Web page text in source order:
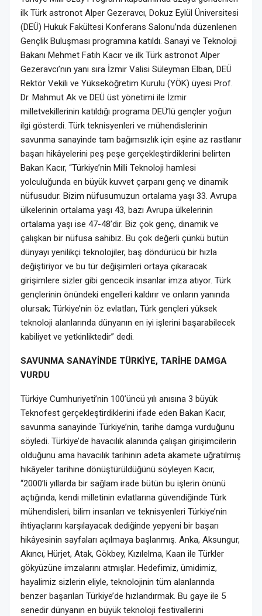
ilk Türk astronot Alper Gezeravcı, Dokuz Eylül Üniversitesi
(DEÜ) Hukuk Fakültesi Konferans Salonu’nda düzenlenen
Gençlik Buluşması programına katıldı. Sanayi ve Teknoloji
Bakanı Mehmet Fatih Kacır ve ilk Türk astronot Alper
Gezeravcı’nın yanı sıra İzmir Valisi Süleyman Elban, DEÜ
Rektör Vekili ve Yükseköğretim Kurulu (YÖK) üyesi Prof.
Dr. Mahmut Ak ve DEÜ üst yönetimi ile İzmir
milletvekillerinin katıldığı programa DEÜ’lü gençler yoğun
ilgi gösterdi. Türk teknisyenleri ve mühendislerinin
savunma sanayinde tam bağımsızlık için eşine az rastlanır
başarı hikâyelerini peş peşe gerçekleştirdiklerini belirten
Bakan Kacır, “Türkiye’nin Milli Teknoloji hamlesi
yolculuğunda en büyük kuvvet çarpanı genç ve dinamik
nüfusudur. Bizim nüfusumuzun ortalama yaşı 33. Avrupa
ülkelerinin ortalama yaşı 43, bazı Avrupa ülkelerinin
ortalama yaşı ise 47-48’dir. Biz çok genç, dinamik ve
çalışkan bir nüfusa sahibiz. Bu çok değerli çünkü bütün
dünyayı yenilikçi teknolojiler, baş döndürücü bir hızla
değiştiriyor ve bu tür değişimleri ortaya çıkaracak
girişimlere sizler gibi gencecik insanlar imza atıyor. Türk
gençlerinin önündeki engelleri kaldırır ve onların yanında
olursak; Türkiye’nin öz evlatları, Türk gençleri yüksek
teknoloji alanlarında dünyanın en iyi işlerini başarabilecek
kabiliyet ve yetkinliktedir” dedi.
SAVUNMA SANAYİNDE TÜRKİYE, TARİHE DAMGA
VURDU
Türkiye Cumhuriyeti’nin 100’üncü yılı anısına 3 büyük
Teknofest gerçekleştirdiklerini ifade eden Bakan Kacır,
savunma sanayinde Türkiye’nin, tarihe damga vurduğunu
söyledi. Türkiye’de havacılık alanında çalışan girişimcilerin
olduğunu ama havacılık tarihinin adeta akamete uğratılmış
hikâyeler tarihine dönüştürüldüğünü söyleyen Kacır,
“2000’li yıllarda bir sağlam irade bütün bu işlerin önünü
açtığında, kendi milletinin evlatlarına güvendiğinde Türk
mühendisleri, bilim insanları ve teknisyenleri Türkiye’nin
ihtiyaçlarını karşılayacak dediğinde yepyeni bir başarı
hikâyesinin sayfaları açılmaya başlanmış. Anka, Aksungur,
Akıncı, Hürjet, Atak, Gökbey, Kızılelma, Kaan ile Türkler
gökyüzüne imzalarını atmışlar. Hedefimiz, ümidimiz,
hayalimiz sizlerin eliyle, teknolojinin tüm alanlarında
benzer başarıları Türkiye’de hızlandırmak. Bu gaye ile 5
senedir dünyanın en büyük teknoloji festivallerini